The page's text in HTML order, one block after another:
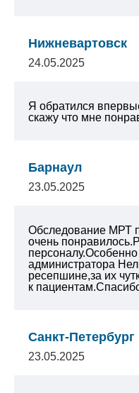
Нижневартовск
24.05.2025
Я обратился
скажу что мне
Барнаул
23.05.2025
Обследование МРТ
очень
персоналу.Особенно
администратора
ресепшине,за их
к
Санкт-Петербург
23.05.2025